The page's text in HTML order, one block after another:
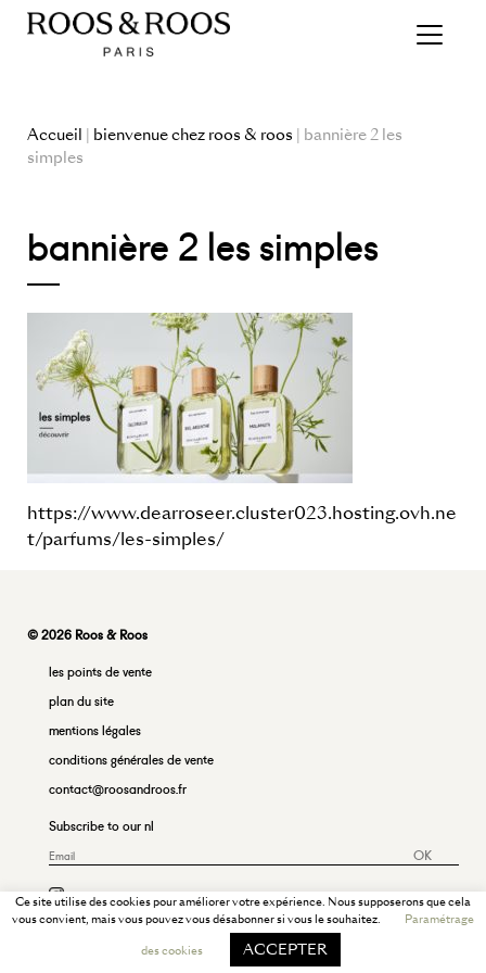
Accueil | bienvenue chez roos & roos | bannière 2 les
simples
bannière 2 les simples
https://www.dearroseer.cluster023.hosting.ovh.ne
t/parfums/les-simples/
© 2026 Roos & Roos
les points de vente
plan du site
mentions légales
conditions générales de vente
contact@roosandroos.fr
Subscribe to our nl
OK
Ce site utilise des cookies pour améliorer votre expérience. Nous supposerons que cela
vous convient, mais vous pouvez vous désabonner si vous le souhaitez.
Paramétrage
des cookies
ACCEPTER